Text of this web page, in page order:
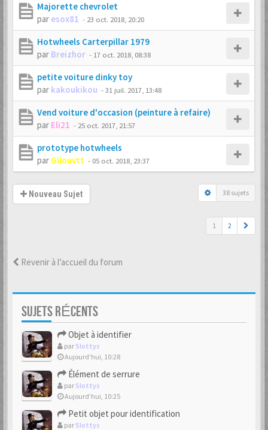
Majorette chevrolet
par esox81 - 23 oct. 2018, 20:20
Hotwheels Carterpillar 1979
par Breizhor - 17 oct. 2018, 08:38
petite voiture dinky toy
par kakoukikou -31 juil. 2017, 13:48
Vend voiture d'occasion (peinture à refaire)
par Eli21 - 25 oct. 2017, 21:57
prototype hotwheels
par Gilouvtt - 05 oct. 2018, 23:37
Nouveau Sujet 38 sujets
1 2
Revenir à l’accueil du forum
SUJETS RÉCENTS
Objet à identifier
par Slottys
Aujourd’hui, 10:28
Élément de serrure
par Slottys
Aujourd’hui, 10:25
Petit objet pour identification
par Slottys